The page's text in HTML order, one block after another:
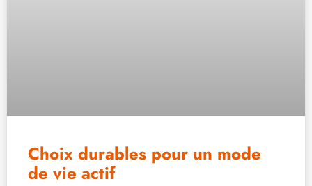
Choix durables pour un mode
de vie actif